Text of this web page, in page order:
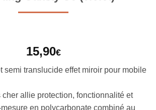
15,90€
semi translucide effet miroir pour mobile
allie protection, fonctionnalité et
mesure en polycarbonate combiné au